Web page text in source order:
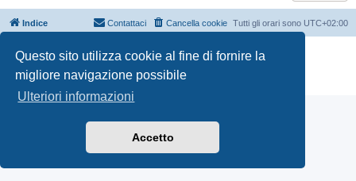
Questo sito utilizza cookie al fine di fornire la
migliore navigazione possibile
Ulteriori informazioni
Accetto
Indice Tutti gli orari sono UTC+02:00
Cancella cookie
Contattaci
Creato da
® Forum Software © phpBB Limited
Privacy|Condizioni